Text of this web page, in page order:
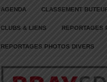
AGENDA CLASSEMENT
CLUBS & LIENS REPORTAGES
REPORTAGES PHOTOS DIVERS